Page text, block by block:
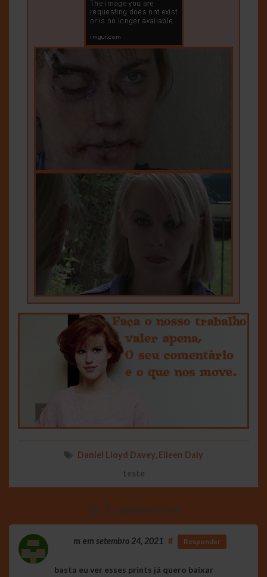
Daniel Lloyd Davey, Eileen Daly
teste
3 comentários
m em setembro 24, 2021 # Responder
basta eu ver esses prints já quero baixar